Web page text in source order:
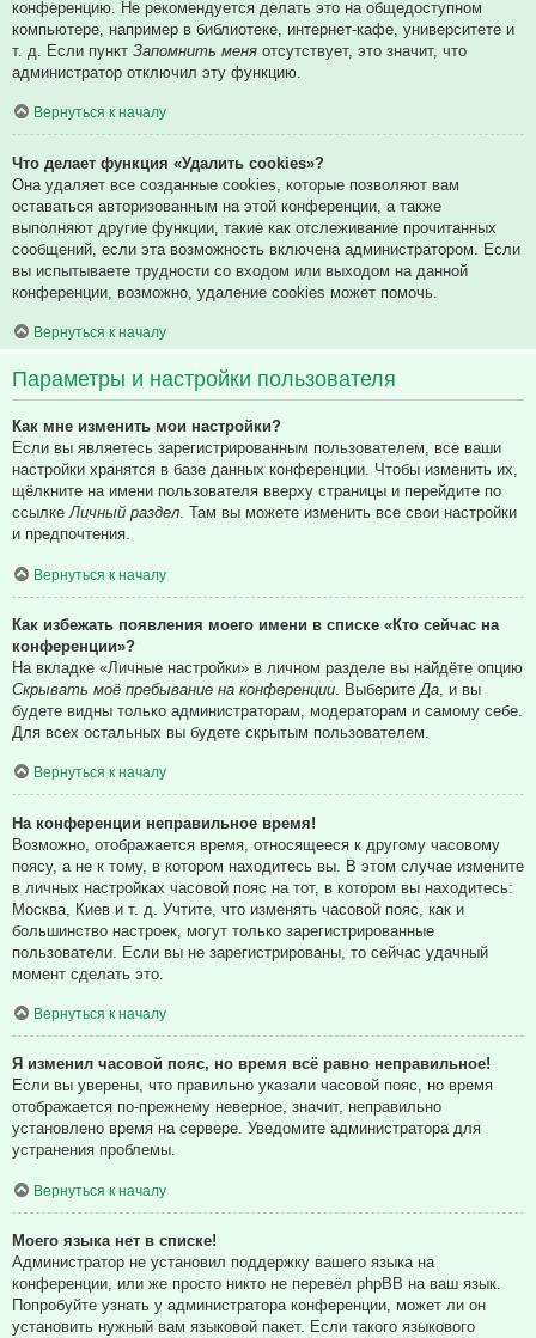
конференцию. Не рекомендуется делать это на общедоступном
компьютере, например в библиотеке, интернет-кафе, университете и
т. д. Если пункт Запомнить меня отсутствует, это значит, что
администратор отключил эту функцию.
Вернуться к началу
Что делает функция «Удалить cookies»?
Она удаляет все созданные cookies, которые позволяют вам
оставаться авторизованным на этой конференции, а также
выполняют другие функции, такие как отслеживание прочитанных
сообщений, если эта возможность включена администратором. Если
вы испытываете трудности со входом или выходом на данной
конференции, возможно, удаление cookies может помочь.
Вернуться к началу
Параметры и настройки пользователя
Как мне изменить мои настройки?
Если вы являетесь зарегистрированным пользователем, все ваши
настройки хранятся в базе данных конференции. Чтобы изменить их,
щёлкните на имени пользователя вверху страницы и перейдите по
ссылке Личный раздел . Там вы можете изменить все свои настройки
и предпочтения.
Вернуться к началу
Как избежать появления моего имени в списке «Кто сейчас на
конференции»?
На вкладке «Личные настройки» в личном разделе вы найдёте опцию
Скрывать моё пребывание на конференции . Выберите Да , и вы
будете видны только администраторам, модераторам и самому себе.
Для всех остальных вы будете скрытым пользователем.
Вернуться к началу
На конференции неправильное время!
Возможно, отображается время, относящееся к другому часовому
поясу, а не к тому, в котором находитесь вы. В этом случае измените
в личных настройках часовой пояс на тот, в котором вы находитесь:
Москва, Киев и т. д. Учтите, что изменять часовой пояс, как и
большинство настроек, могут только зарегистрированные
пользователи. Если вы не зарегистрированы, то сейчас удачный
момент сделать это.
Вернуться к началу
Я изменил часовой пояс, но время всё равно неправильное!
Если вы уверены, что правильно указали часовой пояс, но время
отображается по-прежнему неверное, значит, неправильно
установлено время на сервере. Уведомите администратора для
устранения проблемы.
Вернуться к началу
Моего языка нет в списке!
Администратор не установил поддержку вашего языка на
конференции, или же просто никто не перевёл phpBB на ваш язык.
Попробуйте узнать у администратора конференции, может ли он
установить нужный вам языковой пакет. Если такого языкового